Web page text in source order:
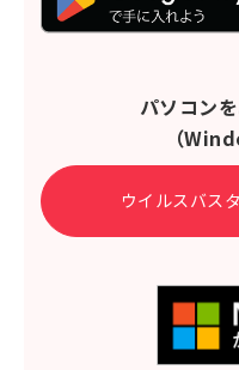
パソコン
（
ウイルスバス